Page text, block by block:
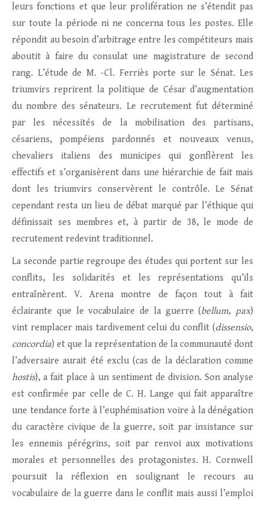
leurs fonctions et que leur prolifération ne s’étendit pas
sur toute la période ni ne concerna tous les postes. Elle
répondit au besoin d’arbitrage entre les compétiteurs mais
aboutit à faire du consulat une magistrature de second
rang. L’étude de M. -Cl. Ferriès porte sur le Sénat. Les
triumvirs reprirent la politique de César d’augmentation
du nombre des sénateurs. Le recrutement fut déterminé
par les nécessités de la mobilisation des partisans,
césariens, pompéiens pardonnés et nouveaux venus,
chevaliers italiens des municipes qui gonflèrent les
effectifs et s’organisèrent dans une hiérarchie de fait mais
dont les triumvirs conservèrent le contrôle. Le Sénat
cependant resta un lieu de débat marqué par l’éthique qui
définissait ses membres et, à partir de 38, le mode de
recrutement redevint traditionnel.
La seconde partie regroupe des études qui portent sur les
conflits, les solidarités et les représentations qu’ils
entraînèrent. V. Arena montre de façon tout à fait
éclairante que le vocabulaire de la guerre (bellum, pax)
vint remplacer mais tardivement celui du conflit (dissensio,
concordia) et que la représentation de la communauté dont
l’adversaire aurait été exclu (cas de la déclaration comme
hostis), a fait place à un sentiment de division. Son analyse
est confirmée par celle de C. H. Lange qui fait apparaître
une tendance forte à l’euphémisation voire à la dénégation
du caractère civique de la guerre, soit par insistance sur
les ennemis pérégrins, soit par renvoi aux motivations
morales et personnelles des protagonistes. H. Cornwell
poursuit la réflexion en soulignant le recours au
vocabulaire de la guerre dans le conflit mais aussi l’emploi